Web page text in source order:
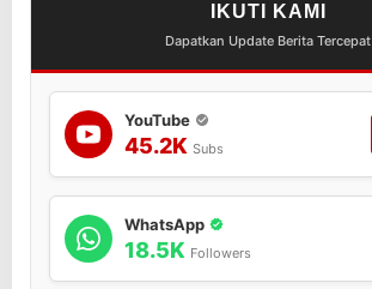
IKUTI KAMI
Dapatkan Update Berita Tercepat
YouTube
45.2K Subs
WhatsApp
18.5K Followers